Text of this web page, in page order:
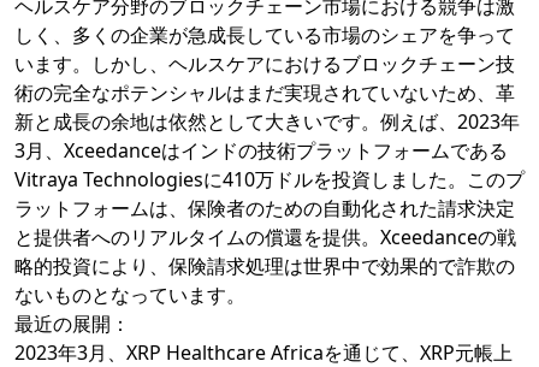
ヘルスケア分野のブロックチェーン市場における競争は激
しく、多くの企業が急成長している市場のシェアを争って
います。しかし、ヘルスケアにおけるブロックチェーン技
術の完全なポテンシャルはまだ実現されていないため、革
新と成長の余地は依然として大きいです。例えば、2023年
3月、Xceedanceはインドの技術プラットフォームである
Vitraya Technologiesに410万ドルを投資しました。このプ
ラットフォームは、保険者のための自動化された請求決定
と提供者へのリアルタイムの償還を提供。Xceedanceの戦
略的投資により、保険請求処理は世界中で効果的で詐欺の
ないものとなっています。
最近の展開：
2023年3月、XRP Healthcare Africaを通じて、XRP元帳上